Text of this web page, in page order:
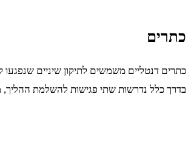
כתרים
כתרים דנטליים משמשים לתיקון שיניים
בדרך כלל נדרשות שתי פגישות להשלמת